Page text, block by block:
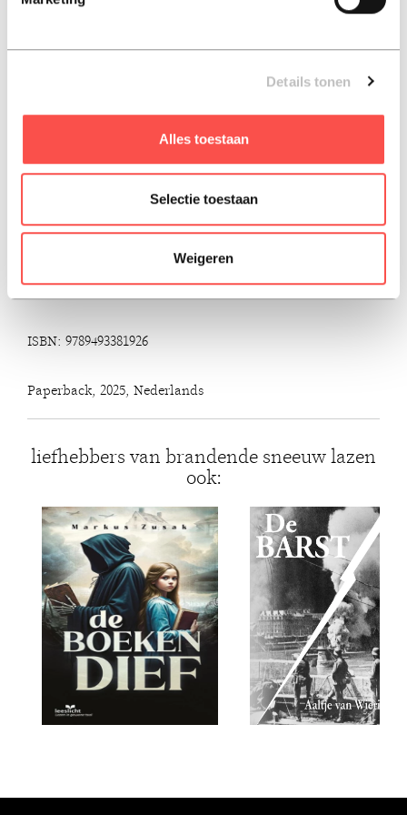
Details tonen
Alles toestaan
Selectie toestaan
Weigeren
die steeds sneller uit elkaar valt. Hun angsten, twijfels,
mensen die gedwongen worden zichzelf opnieuw uit te
Voor wie houdt van thrillers met een geopolitieke inslag,
dystopische scenario’s of verhalen waarin gewone mensen
geconfronteerd worden met buitengewone
blijft nazinderen.
ISBN: 9789493381926
Paperback, 2025, Nederlands
liefhebbers van brandende sneeuw lazen
ook: